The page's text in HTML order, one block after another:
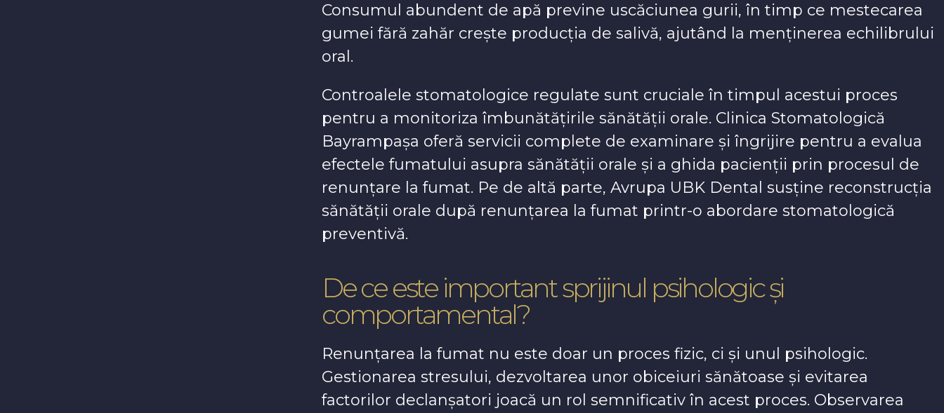
Consumul abundent de apă previne uscăciunea gurii, în timp ce mestecarea
gumei fără zahăr crește producția de salivă, ajutând la menținerea echilibrului
oral.
Controalele stomatologice regulate sunt cruciale în timpul acestui proces
pentru a monitoriza îmbunătățirile sănătății orale. Clinica Stomatologică
Bayrampașa oferă servicii complete de examinare și îngrijire pentru a evalua
efectele fumatului asupra sănătății orale și a ghida pacienții prin procesul de
renunțare la fumat. Pe de altă parte, Avrupa UBK Dental susține reconstrucția
sănătății orale după renunțarea la fumat printr-o abordare stomatologică
preventivă.
De ce este important sprijinul psihologic și
comportamental?
Renunțarea la fumat nu este doar un proces fizic, ci și unul psihologic.
Gestionarea stresului, dezvoltarea unor obiceiuri sănătoase și evitarea
factorilor declanșatori joacă un rol semnificativ în acest proces. Observarea